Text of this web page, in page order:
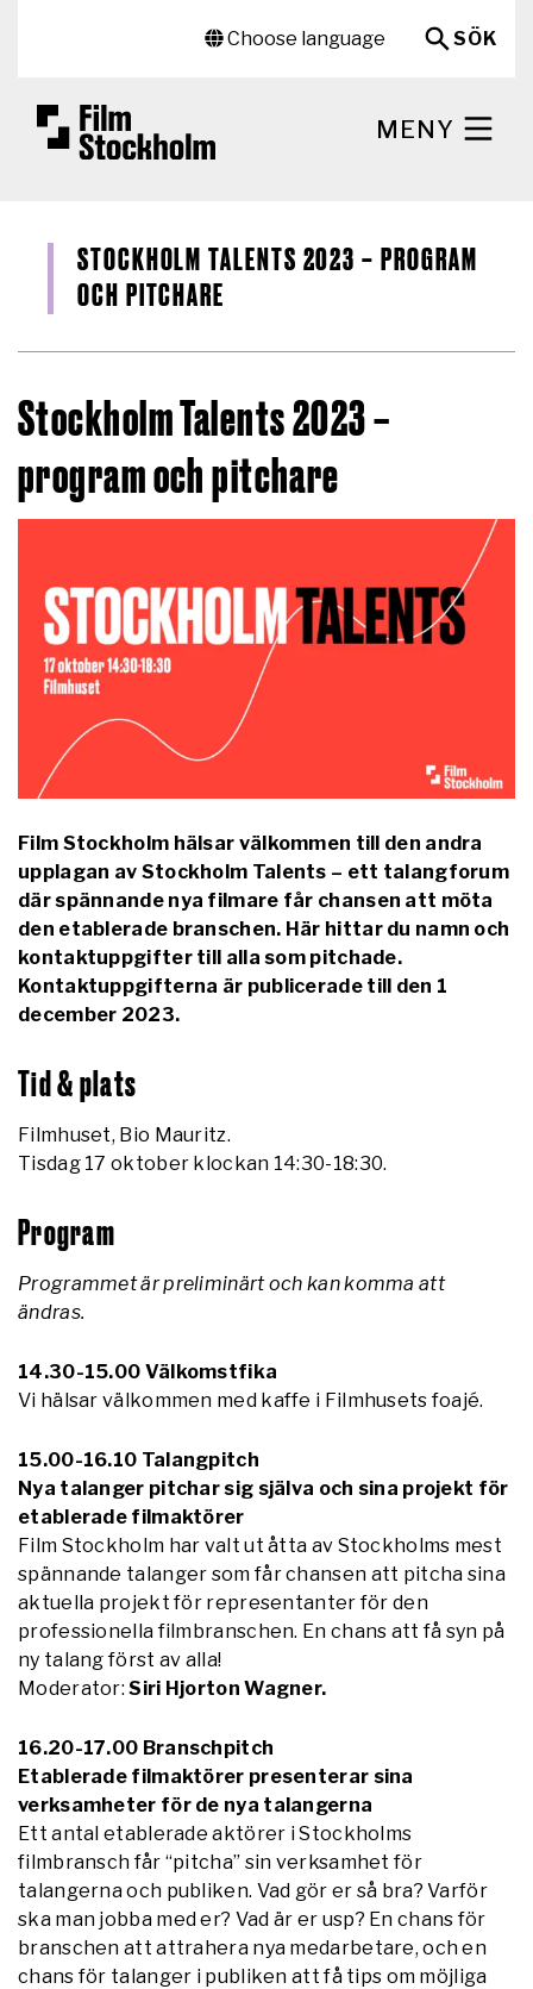
Choose language
SÖK
MENY
STOCKHOLM TALENTS 2023 – PROGRAM
OCH PITCHARE
Stockholm Talents 2023 –
program och pitchare
Film Stockholm hälsar välkommen till den andra
upplagan av Stockholm Talents – ett talangforum
där spännande nya filmare får chansen att möta
den etablerade branschen. Här hittar du namn och
kontaktuppgifter till alla som pitchade.
Kontaktuppgifterna är publicerade till den 1
december 2023.
Tid & plats
Filmhuset, Bio Mauritz.
Tisdag 17 oktober klockan 14:30-18:30.
Program
Programmet är preliminärt och kan komma att
ändras.
14.30-15.00 Välkomstfika
Vi hälsar välkommen med kaffe i Filmhusets foajé.
15.00-16.10 Talangpitch
Nya talanger pitchar sig själva och sina projekt för
etablerade filmaktörer
Film Stockholm har valt ut åtta av Stockholms mest
spännande talanger som får chansen att pitcha sina
aktuella projekt för representanter för den
professionella filmbranschen. En chans att få syn på
ny talang först av alla!
Moderator:Siri Hjorton Wagner.
16.20-17.00 Branschpitch
Etablerade filmaktörer presenterar sina
verksamheter för de nya talangerna
Ett antal etablerade aktörer i Stockholms
filmbransch får “pitcha” sin verksamhet för
talangerna och publiken. Vad gör er så bra? Varför
ska man jobba med er? Vad är er usp? En chans för
branschen att attrahera nya medarbetare, och en
chans för talanger i publiken att få tips om möjliga